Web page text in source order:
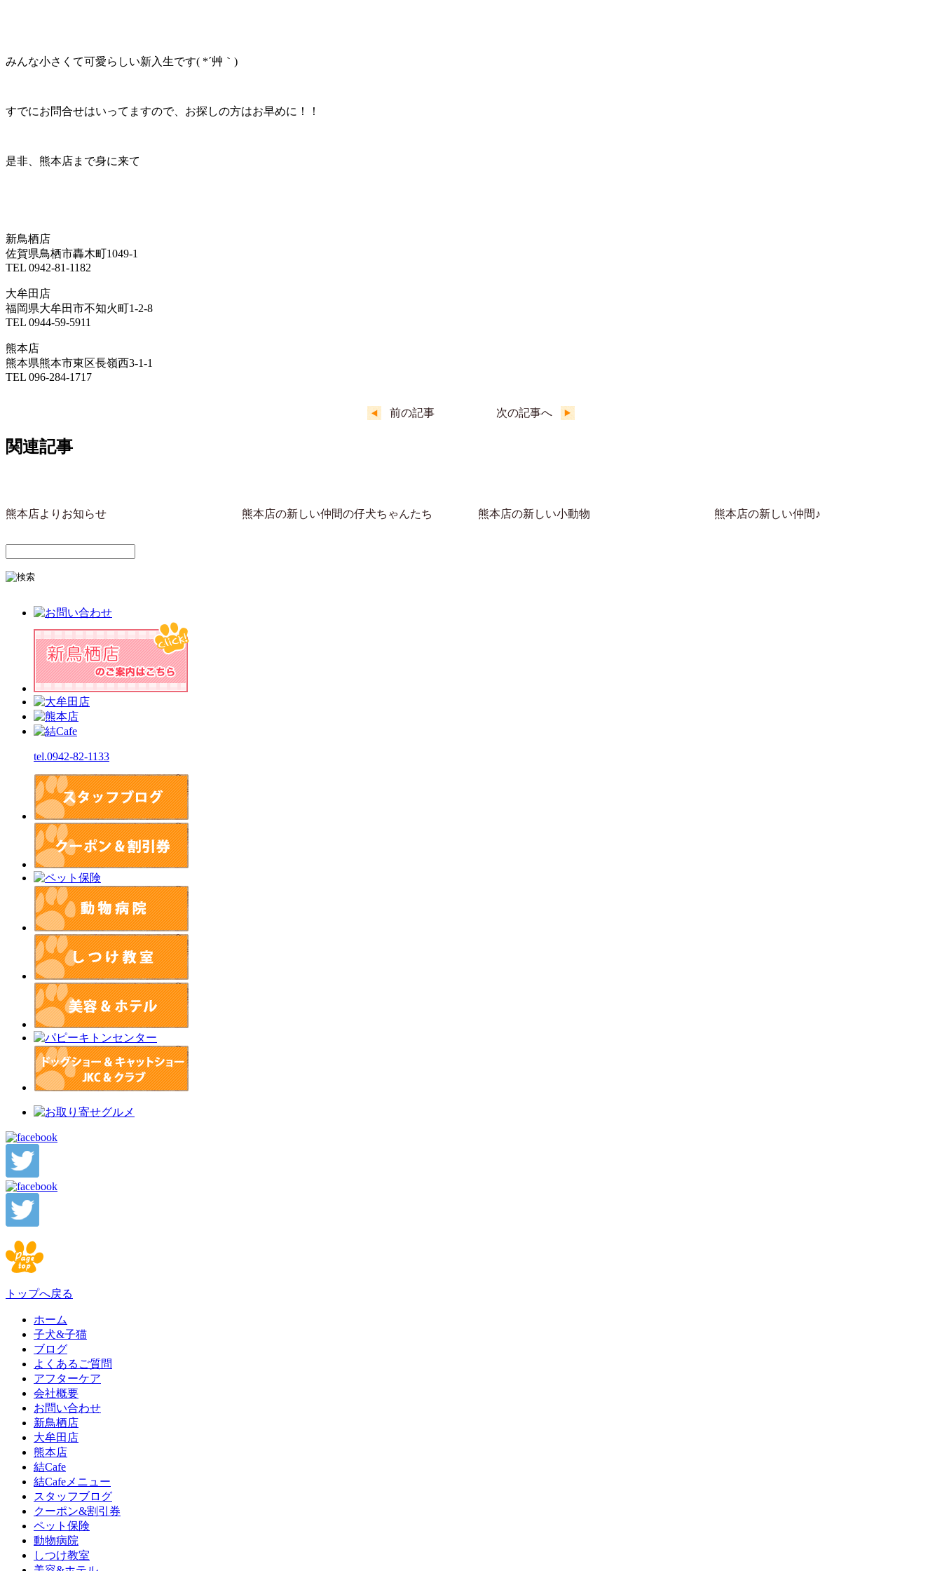
みんな小さくて可愛らしい新入生です( *´艸｀)
すでにお問合せはいってますので、お探しの方はお早めに！！
是非、熊本店まで身に来て
新鳥栖店
佐賀県鳥栖市轟木町1049-1
TEL 0942-81-1182
大牟田店
福岡県大牟田市不知火町1-2-8
TEL 0944-59-5911
熊本店
熊本県熊本市東区長嶺西3-1-1
TEL 096-284-1717
前の記事 次の記事へ
関連記事
熊本店よりお知らせ 熊本店の新しい仲間の仔犬ちゃんたち 熊本店の新しい小動物 熊本店の新しい仲間♪
tel.0942-82-1133
トップへ戻る
ホーム
子犬&子猫
ブログ
よくあるご質問
アフターケア
会社概要
お問い合わせ
新鳥栖店
大牟田店
熊本店
結Cafe
結Cafeメニュー
スタッフブログ
クーポン&割引券
ペット保険
動物病院
しつけ教室